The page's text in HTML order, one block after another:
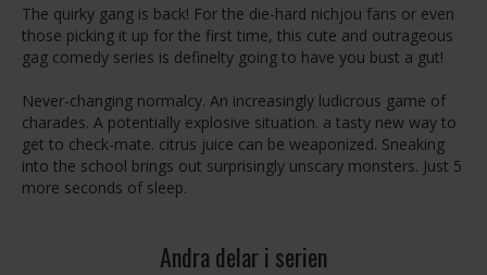
The quirky gang is back! For the die-hard nichjou fans or even
those picking it up for the first time, this cute and outrageous
gag comedy series is definelty going to have you bust a gut!
Never-changing normalcy. An increasingly ludicrous game of
charades. A potentially explosive situation. a tasty new way to
get to check-mate. citrus juice can be weaponized. Sneaking
into the school brings out surprisingly unscary monsters. Just 5
more seconds of sleep.
Andra delar i serien